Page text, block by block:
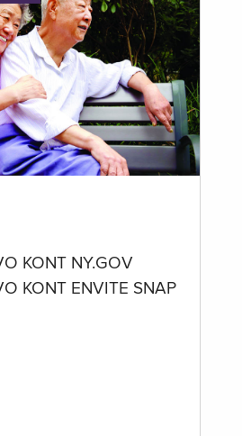
KONT NY.GOV
KONT ENVITE SNAP